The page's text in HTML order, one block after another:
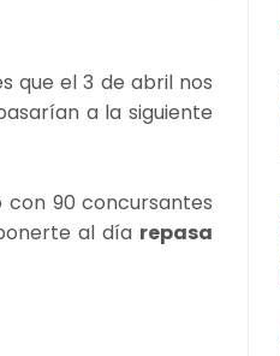
que el 3 de abril nos
a la siguiente
90 concursantes
al día repasa